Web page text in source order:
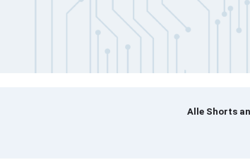
Alle Shorts
Klick werden YouTube-Cookies gesetzt